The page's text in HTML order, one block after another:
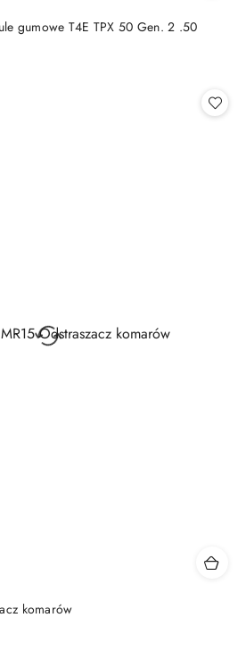
gumowe T4E TPX 50 Gen. 2 .50
komarów